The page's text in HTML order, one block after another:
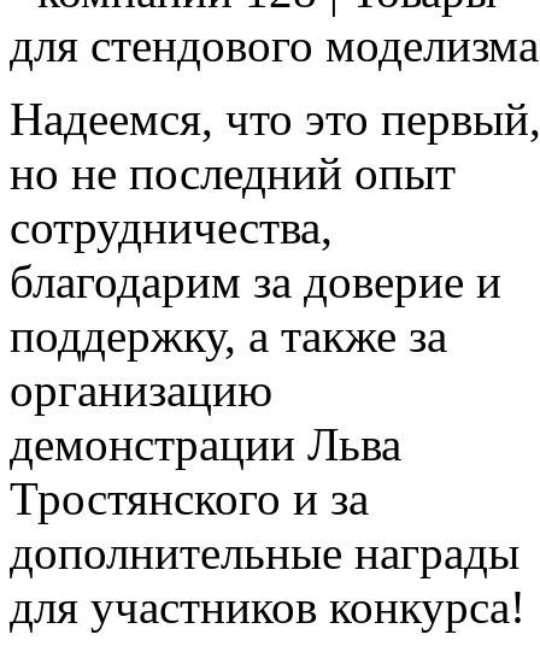
для стендового моделизма
Надеемся, что это первый,
но не последний опыт
сотрудничества,
благодарим за доверие и
поддержку, а также за
организацию
демонстрации Льва
Тростянского и за
дополнительные награды
для участников конкурса!